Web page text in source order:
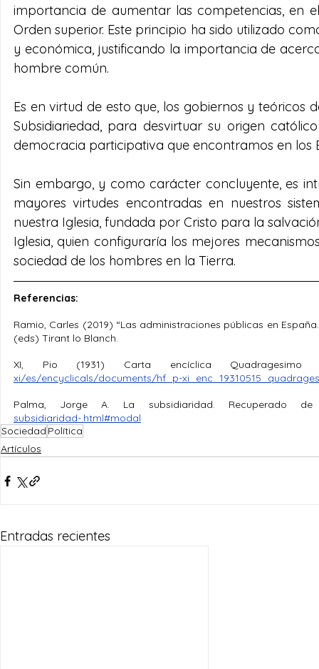
importancia de aumentar las competencias, en
Orden superior. Este principio ha sido utilizado
y económica, justificando la importancia de
hombre común.
Es en virtud de esto que, los gobiernos y
Subsidiariedad, para desvirtuar su origen
democracia participativa que encontramos en los
Sin embargo, y como carácter concluyente, es
mayores virtudes encontradas en nuestros
nuestra Iglesia, fundada por Cristo para la
Iglesia, quien configuraría los mejores
sociedad de los hombres en la Tierra.
Referencias:
Ramio, Carles (2019) “Las administraciones públicas en
(eds) Tirant lo Blanch.
XI, Pio (1931) Carta encíclica
xi/es/encyclicals/documents/hf_p-
Palma, Jorge A. La subsidiaridad. Recuperado
subsidiaridad-.html#modal
Sociedad Política
Artículos
Entradas recientes